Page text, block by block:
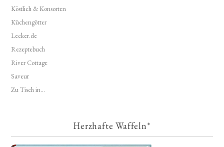
Köstlich & Konsorten
Küchengötter
Lecker.de
Rezeptebuch
River Cottage
Saveur
Zu Tisch in...
Herzhafte Waffeln*